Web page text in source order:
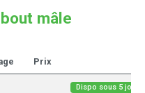
mâle
Prix
Dispo sous 5 jours